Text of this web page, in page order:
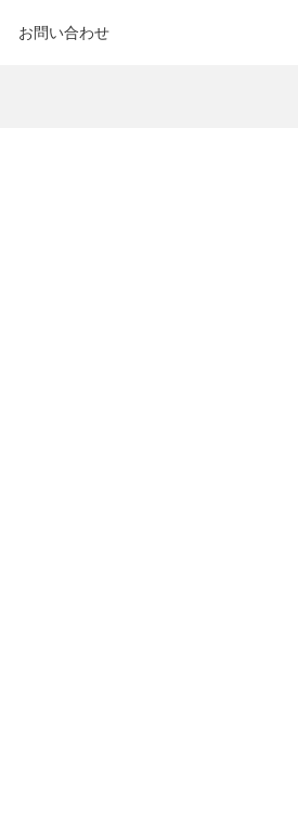
お問い合わせ